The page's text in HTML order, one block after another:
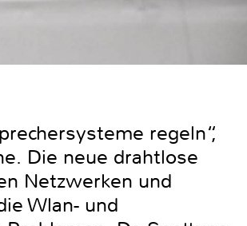
regeln“,
Die neue drahtlose
Netzwerken und
Wlan- und